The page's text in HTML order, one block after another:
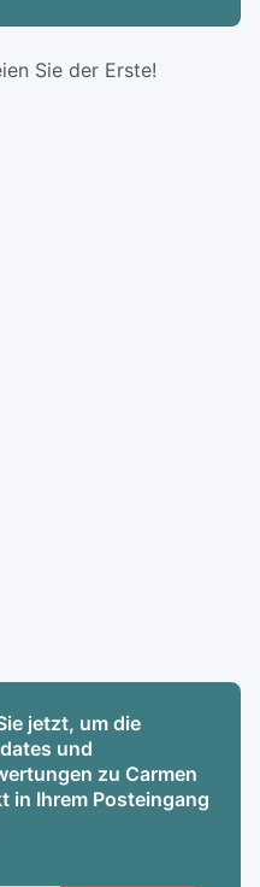
Sie der Erste!
jetzt, um die
und
zu Carmen
in Ihrem Posteingang